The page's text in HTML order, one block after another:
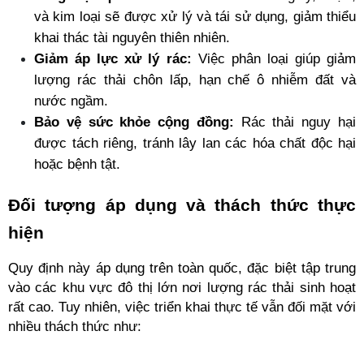
và kim loại sẽ được xử lý và tái sử dụng, giảm thiểu
khai thác tài nguyên thiên nhiên.
Giảm áp lực xử lý rác: Việc phân loại giúp giảm
lượng rác thải chôn lấp, hạn chế ô nhiễm đất và
nước ngầm.
Bảo vệ sức khỏe cộng đồng: Rác thải nguy hại
được tách riêng, tránh lây lan các hóa chất độc hại
hoặc bệnh tật.
Đối tượng áp dụng và thách thức thực
hiện
Quy định này áp dụng trên toàn quốc, đặc biệt tập trung
vào các khu vực đô thị lớn nơi lượng rác thải sinh hoạt
rất cao. Tuy nhiên, việc triển khai thực tế vẫn đối mặt với
nhiều thách thức như: